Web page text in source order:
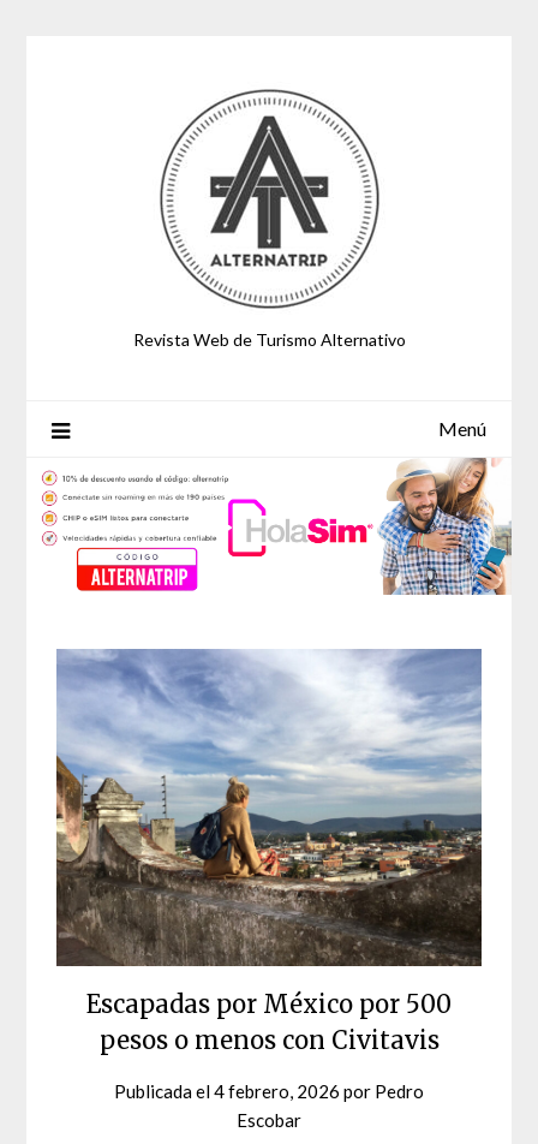
Revista Web de Turismo Alternativo
Menú
Escapadas por México por 500
pesos o menos con Civitavis
Publicada el4 febrero, 2026 por Pedro
Escobar